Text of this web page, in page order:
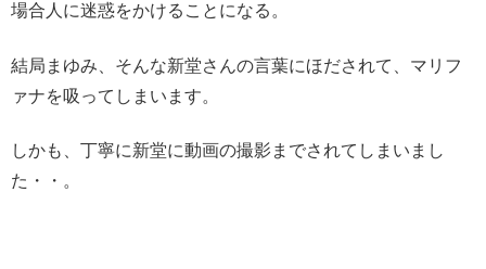
場合人に迷惑をかけることになる。
結局まゆみ、そんな新堂さんの言葉にほだされて、マリフ
ァナを吸ってしまいます。
しかも、丁寧に新堂に動画の撮影までされてしまいまし
た・・。